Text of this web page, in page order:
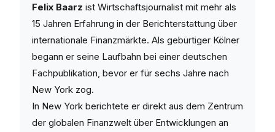
Felix Baarz ist Wirtschaftsjournalist mit mehr als
15 Jahren Erfahrung in der Berichterstattung über
internationale Finanzmärkte. Als gebürtiger Kölner
begann er seine Laufbahn bei einer deutschen
Fachpublikation, bevor er für sechs Jahre nach
New York zog.
In New York berichtete er direkt aus dem Zentrum
der globalen Finanzwelt über Entwicklungen an